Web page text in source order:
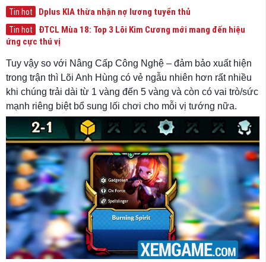
Tin hot Dplus KIA thừa nhận nợ lương tuyển thủ
Tin hot
ĐTCL Mùa 18: Top 3 Lõi Kim Cương mới mang đến hiệu
ứng cực thú vị
Tuy vậy so với Nâng Cấp Công Nghệ – đảm bảo xuất hiện
trong trận thì Lõi Anh Hùng có vẻ ngẫu nhiên hơn rất nhiều
khi chúng trải dài từ 1 vàng đến 5 vàng và còn có vai trò/sức
mạnh riêng biệt bổ sung lối chơi cho mỗi vị tướng nữa.